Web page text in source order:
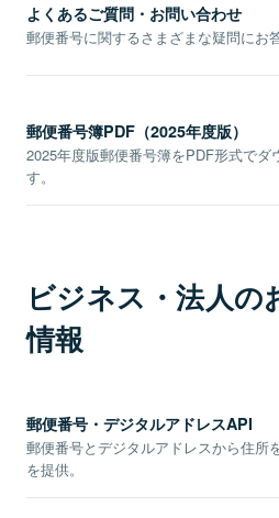
よくあるご質問・お問い合わせ
郵便番号に関するさまざまな疑問にお
郵便番号簿PDF（2025年度版）
2025年度版郵便番号簿をPDF形式でダ
す。
ビジネス・法人の
情報
郵便番号・デジタルアドレスAPI
郵便番号とデジタルアドレスから住所
を提供。